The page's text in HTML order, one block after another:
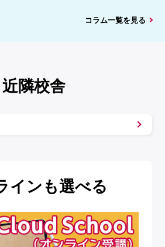
コラム一覧を見る
近隣校舎
インも選べる